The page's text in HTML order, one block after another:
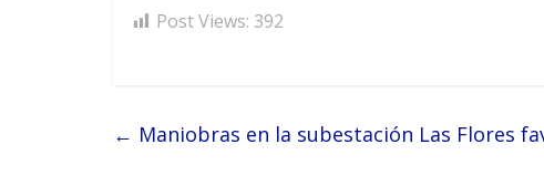
Post Views: 392
← Maniobras en la subestación Las Flores